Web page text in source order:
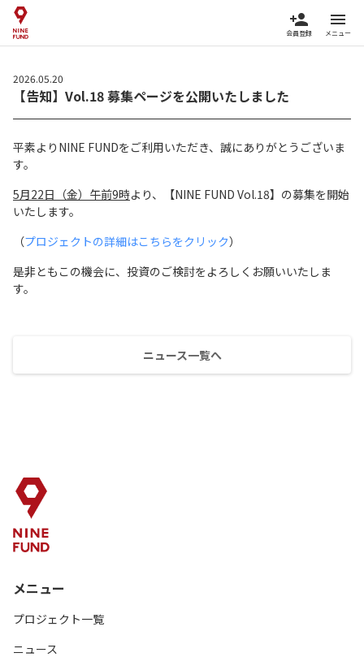
person_add
会員登録
menu
メニュー
2026.05.20
【告知】Vol.18 募集ページを公開いたしました
平素よりNINE FUNDをご利用いただき、誠にありがとうございま
す。
5月22日（金）午前9時より、【NINE FUND Vol.18】の募集を開始
いたします。
（プロジェクトの詳細はこちらをクリック）
是非ともこの機会に、投資のご検討をよろしくお願いいたしま
す。
ニュース一覧へ
メニュー
プロジェクト一覧
ニュース